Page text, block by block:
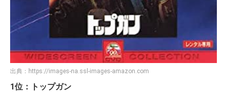
出典： https://images-na.ssl-images-amazon.com
1位：トップガン